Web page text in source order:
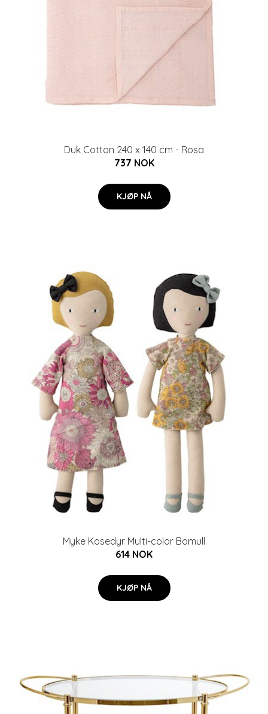
Duk Cotton 240 x 140 cm - Rosa
737 NOK
KJØP NÅ
Myke Kosedyr Multi-color Bomull
614 NOK
KJØP NÅ